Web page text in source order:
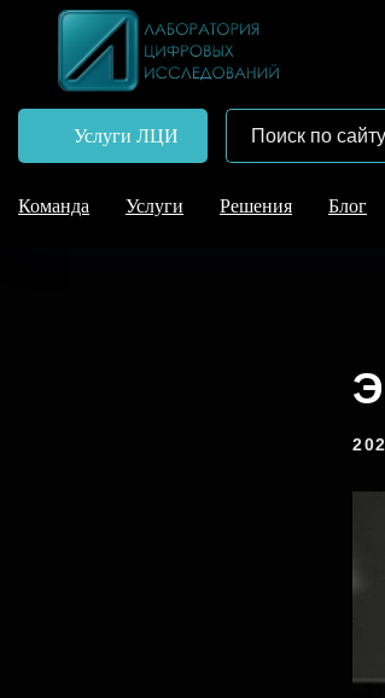
Услуги ЛЦИ
Команда Услуги Решения Блог